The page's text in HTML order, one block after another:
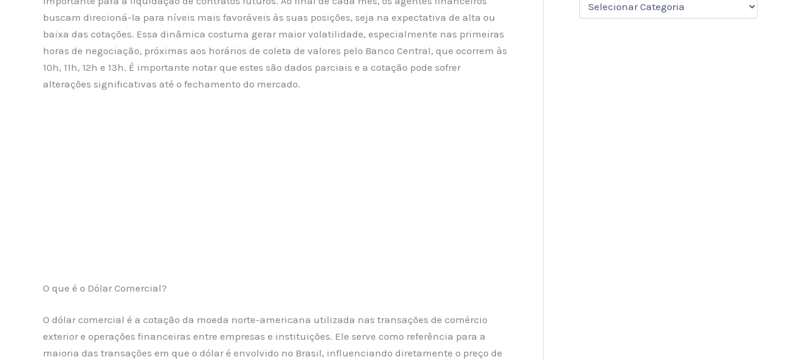
buscam direcioná-la para níveis mais favoráveis às suas posições, seja na expectativa de alta ou
baixa das cotações. Essa dinâmica costuma gerar maior volatilidade, especialmente nas primeiras
horas de negociação, próximas aos horários de coleta de valores pelo Banco Central, que ocorrem às
10h, 11h, 12h e 13h. É importante notar que estes são dados parciais e a cotação pode sofrer
alterações significativas até o fechamento do mercado.
O que é o Dólar Comercial?
O dólar comercial é a cotação da moeda norte-americana utilizada nas transações de comércio
exterior e operações financeiras entre empresas e instituições. Ele serve como referência para a
maioria das transações em que o dólar é envolvido no Brasil, influenciando diretamente o preço de